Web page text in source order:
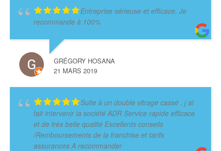
Entreprise sérieuse et efficace. Je
recommande à 100%
GRÉGORY HOSANA
21 MARS 2019
Suite à un double vitrage cassé , j ai
fait intervenir la société ADR Service rapide efficace
et de très belle qualité Excellents conseils
/Remboursements de la franchise et tarifs
assurances A recommander